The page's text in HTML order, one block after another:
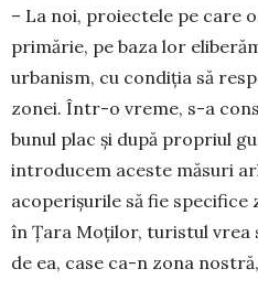
– La noi, proiectele pe care
primărie, pe baza lor
urbanism, cu condiția să
zonei. Într-o vreme, s-a
bunul plac și după propriul
introducem aceste măsuri
acoperișurile să fie specifice
în Țara Moților, turistul vrea
de ea, case ca-n zona